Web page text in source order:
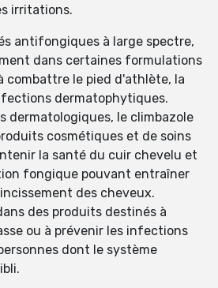
irritations.
antifongiques à large spectre,
dans certaines formulations
combattre le pied d'athlète, la
dermatophytiques.
dermatologiques, le climbazole
cosmétiques et de soins
la santé du cuir chevelu et
fongique pouvant entraîner
des cheveux.
des produits destinés à
ou à prévenir les infections
dont le système